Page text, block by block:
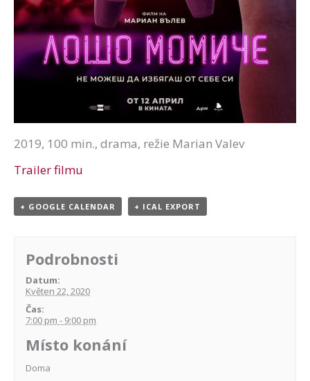
2019, 100 min., drama, režie Marian Valev
Trailer filmu
+ GOOGLE CALENDAR + ICAL EXPORT
Podrobnosti
Datum:
Květen 22, 2020
Čas:
7:00 pm - 9:00 pm
Místo konání
Doma